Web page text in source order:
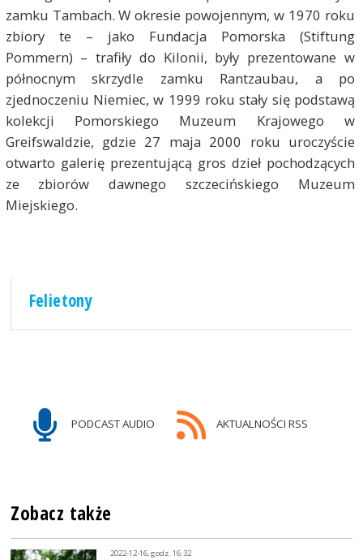
zamku Tambach. W okresie powojennym, w 1970 roku
zbiory te – jako Fundacja Pomorska (Stiftung
Pommern) – trafiły do Kilonii, były prezentowane w
północnym skrzydle zamku Rantzaubau, a po
zjednoczeniu Niemiec, w 1999 roku stały się podstawą
kolekcji Pomorskiego Muzeum Krajowego w
Greifswaldzie, gdzie 27 maja 2000 roku uroczyście
otwarto galerię prezentującą gros dzieł pochodzących
ze zbiorów dawnego szczecińskiego Muzeum
Miejskiego.
Felietony
PODCAST AUDIO AKTUALNOŚCI RSS
Zobacz także
2022-12-16, godz. 16:32